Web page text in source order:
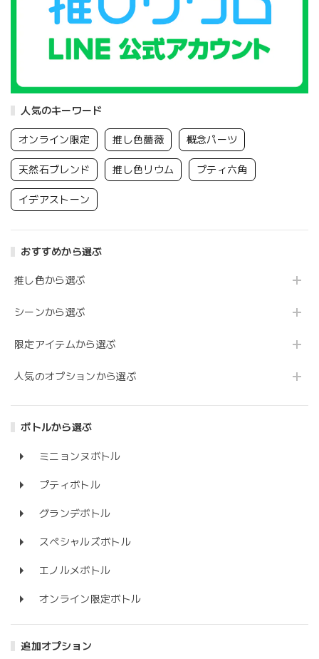
人気のキーワード
オンライン限定 推し色薔薇 概念パーツ
天然石ブレンド 推し色リウム プティ六角
イデアストーン
おすすめから選ぶ
推し色から選ぶ
シーンから選ぶ
限定アイテムから選ぶ
人気のオプションから選ぶ
ボトルから選ぶ
ミニョンヌボトル
プティボトル
グランデボトル
スペシャルズボトル
エノルメボトル
オンライン限定ボトル
追加オプション